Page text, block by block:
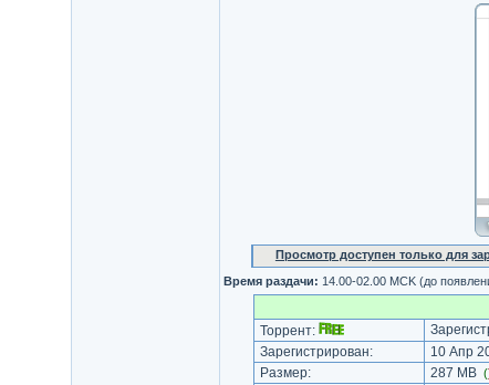
Просмотр доступен только для
Время раздачи: 14.00-02.00 MCK (до
Торрент:
Зарегистрирован:
10 Апр
Размер:
287 MB (